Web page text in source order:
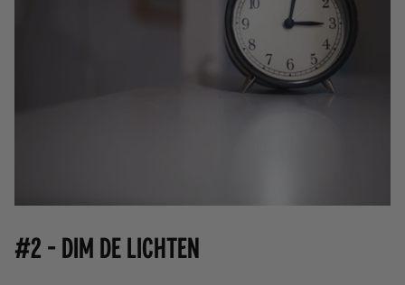
#2 - Dim de lichten